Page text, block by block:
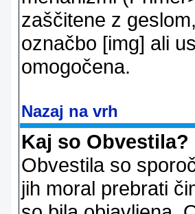
zaščitene z
označbo [img] ali
omogočena.
Nazaj na vrh
Kaj so Obvestila?
Obvestila so
jih moral prebrati